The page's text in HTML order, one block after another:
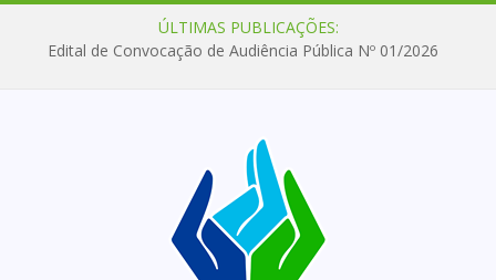
ÚLTIMAS PUBLICAÇÕES:
Edital de Convocação de Audiência Pública Nº 01/2026